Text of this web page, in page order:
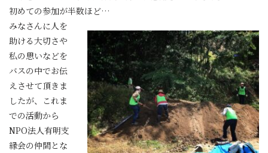
初めての参加が半数ほど…
みなさんに人を
助ける大切さや
私の思いなどを
バスの中でお伝
えさせて頂きま
したが、これま
での活動から
NPO法人有明支
縁会の仲間とな